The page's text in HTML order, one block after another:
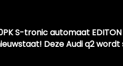
Apple carplay
S-tronic automaat EDITON
Deze Audi q2